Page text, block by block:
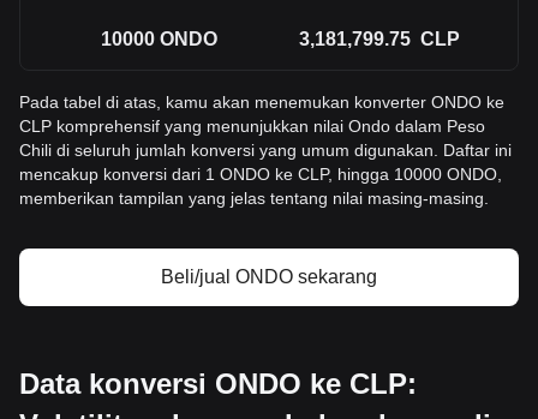
10000 ONDO 3,181,799.75 CLP
Pada tabel di atas, kamu akan menemukan konverter ONDO ke
CLP komprehensif yang menunjukkan nilai Ondo dalam Peso
Chili di seluruh jumlah konversi yang umum digunakan. Daftar ini
mencakup konversi dari 1 ONDO ke CLP, hingga 10000 ONDO,
memberikan tampilan yang jelas tentang nilai masing-masing.
Beli/jual ONDO sekarang
Data konversi ONDO ke CLP: